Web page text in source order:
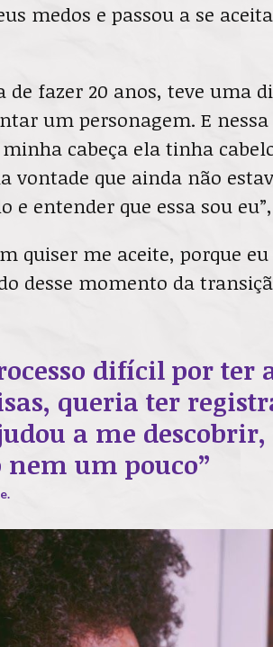
medos e passou a se
de fazer 20 anos, teve uma
um personagem. E
cabeça ela tinha
vontade que ainda não
e entender que essa sou
quiser me aceite, porque
desse momento da
difícil por ter
queria ter
a me
um pouco”